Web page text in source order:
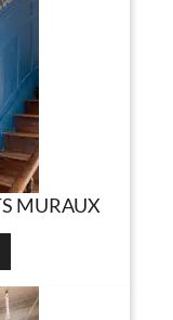
MURAUX